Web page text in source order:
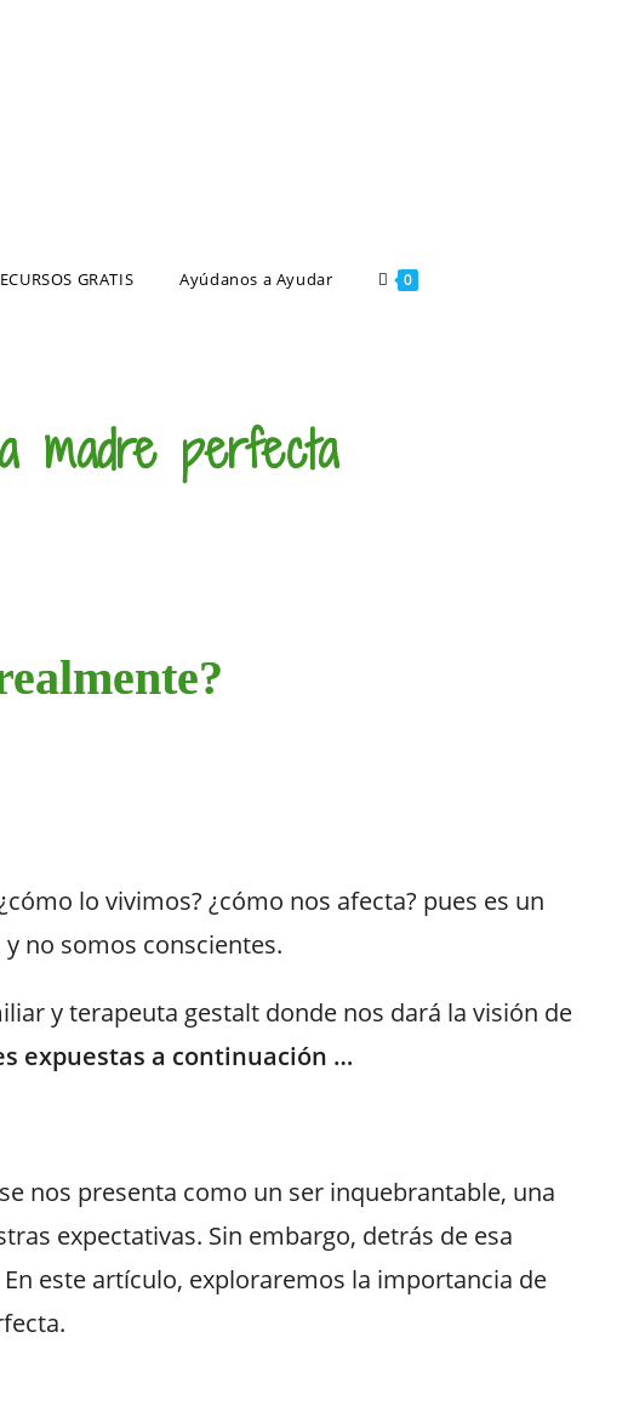
GRATIS Ayúdanos a Ayudar 0
madre perfecta
lo vivimos? ¿cómo nos afecta? pues es un
no somos conscientes.
y terapeuta gestalt donde nos dará la visión de
expuestas a continuación …
nos presenta como un ser inquebrantable, una
expectativas. Sin embargo, detrás de esa
En este artículo, exploraremos la importancia de